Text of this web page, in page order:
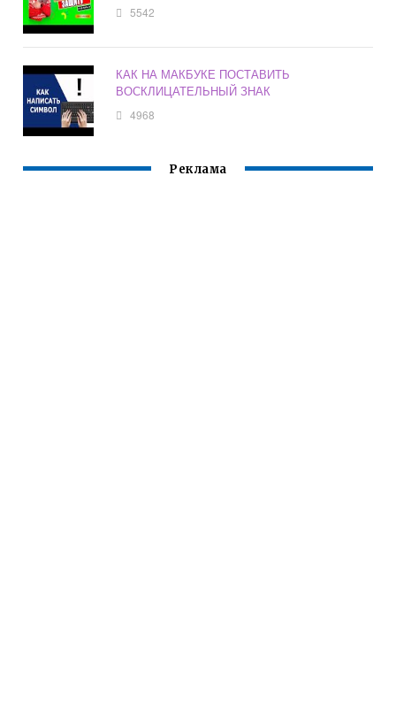
5542
КАК НА МАКБУКЕ ПОСТАВИТЬ
ВОСКЛИЦАТЕЛЬНЫЙ ЗНАК
4968
Реклама